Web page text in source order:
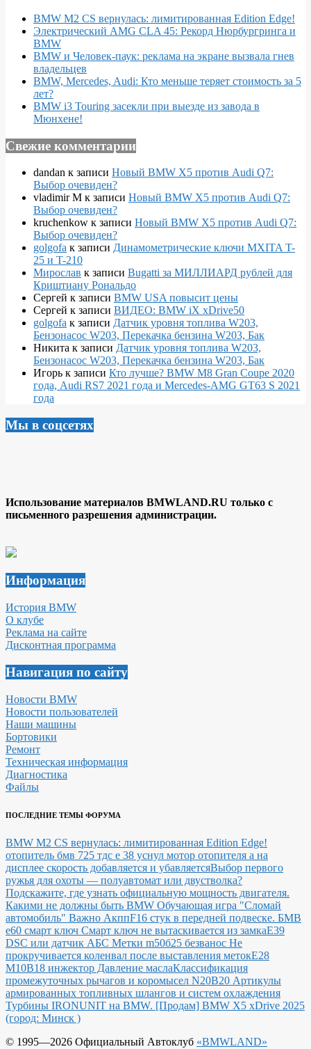
BMW M2 CS вернулась: лимитированная Edition Edge!
Электрический AMG CLA 45: Рекорд Нюрбургринга и
BMW
BMW и Человек-паук: реклама на экране вызвала гнев
владельцев
BMW, Mercedes, Audi: Кто меньше теряет стоимость за 5
лет?
BMW i3 Touring засекли при выезде из завода в
Мюнхене!
Свежие комментарии
dandan к записи Новый BMW X5 против Audi Q7:
Выбор очевиден?
vladimir M к записи Новый BMW X5 против Audi Q7:
Выбор очевиден?
kruchenkow к записи Новый BMW X5 против Audi Q7:
Выбор очевиден?
golgofa к записи Динамометрические ключи MXITA T-
25 и T-210
Мирослав к записи Bugatti за МИЛЛИАРД рублей для
Криштиану Рональдо
Сергей к записи BMW USA повысит цены
Сергей к записи ВИДЕО: BMW iX xDrive50
golgofa к записи Датчик уровня топлива W203,
Бензонасос W203, Перекачка бензина W203, Бак
Никита к записи Датчик уровня топлива W203,
Бензонасос W203, Перекачка бензина W203, Бак
Игорь к записи Кто лучше? BMW M8 Gran Coupe 2020
года, Audi RS7 2021 года и Mercedes-AMG GT63 S 2021
года
Мы в соцсетях
Использование материалов BMWLAND.RU только с
письменного разрешения администрации.
Информация
История BMW
О клубе
Реклама на сайте
Дисконтная программа
Навигация по сайту
Новости BMW
Новости пользователей
Наши машины
Бортовики
Ремонт
Техническая информация
Диагностика
Файлы
ПОСЛЕДНИЕ ТЕМЫ ФОРУМА
BMW M2 CS вернулась: лимитированная Edition Edge!
отопитель бмв 725 тдс е 38 уснул мотор отопителя а на
дисплее скорость добавляется и убавляетсяВыбор первого
ружья для охоты — полуавтомат или двустволка?
Подскажите, где узнать официальную мощность двигателя.
Какими не должны быть BMW Обучающая игра "Сломай
автомобиль" Важно АкппF16 стук в передней подвеске. БМВ
е60 смарт ключ Смарт ключ не вытаскивается из замкаE39
DSC или датчик АБС Метки m50б25 безванос Не
прокручивается коленвал после выставления метокЕ28
М10В18 инжектор Давление маслаКлассификация
промежуточных рычагов и коромысел N20B20 Артикулы
армированных топливных шлангов и систем охлаждения
Турбины IRONUNIT на BMW. [Продам] BMW X5 xDrive 2025
(город: Минск )
© 1995—2026 Официальный Автоклуб «BMWLAND»